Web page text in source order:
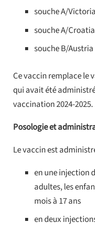
souche A/
souche A/
souche B/Austria
Ce vaccin remplace le
qui avait été
vaccination 2024-2025.
Posologie et
Le vaccin est
en une injection
adultes, les
mois à 17 ans
en deux